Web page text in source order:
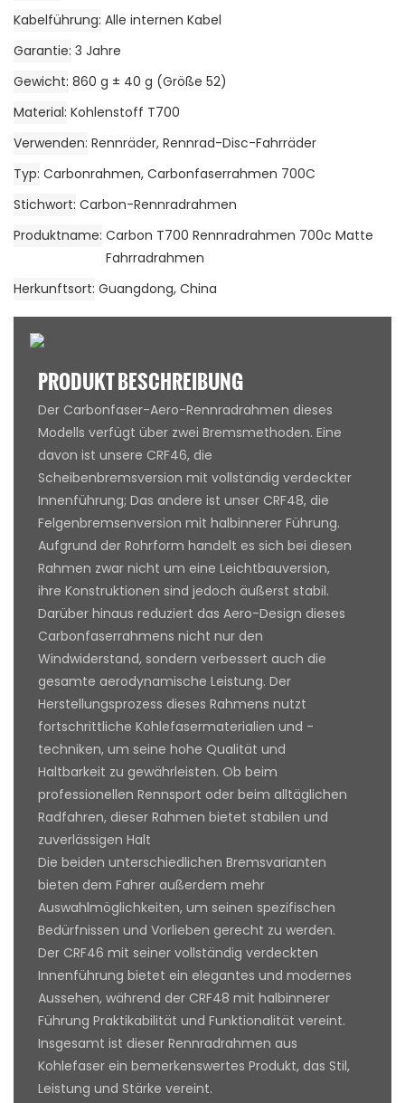
Kabelführung Alle internen Kabel
Garantie 3 Jahre
Gewicht 860 g ± 40 g (Größe 52)
Material Kohlenstoff T700
Verwenden Rennräder, Rennrad-Disc-Fahrräder
Typ Carbonrahmen, Carbonfaserrahmen 700C
Stichwort Carbon-Rennradrahmen
Produktname Carbon T700 Rennradrahmen 700c Matte
Fahrradrahmen
Herkunftsort Guangdong, China
PRODUKT BESCHREIBUNG
Der Carbonfaser-Aero-Rennradrahmen dieses
Modells verfügt über zwei Bremsmethoden. Eine
davon ist unsere CRF46, die
Scheibenbremsversion mit vollständig verdeckter
Innenführung; Das andere ist unser CRF48, die
Felgenbremsenversion mit halbinnerer Führung.
Aufgrund der Rohrform handelt es sich bei diesen
Rahmen zwar nicht um eine Leichtbauversion,
ihre Konstruktionen sind jedoch äußerst stabil.
Darüber hinaus reduziert das Aero-Design dieses
Carbonfaserrahmens nicht nur den
Windwiderstand, sondern verbessert auch die
gesamte aerodynamische Leistung. Der
Herstellungsprozess dieses Rahmens nutzt
fortschrittliche Kohlefasermaterialien und -
techniken, um seine hohe Qualität und
Haltbarkeit zu gewährleisten. Ob beim
professionellen Rennsport oder beim alltäglichen
Radfahren, dieser Rahmen bietet stabilen und
zuverlässigen Halt
Die beiden unterschiedlichen Bremsvarianten
bieten dem Fahrer außerdem mehr
Auswahlmöglichkeiten, um seinen spezifischen
Bedürfnissen und Vorlieben gerecht zu werden.
Der CRF46 mit seiner vollständig verdeckten
Innenführung bietet ein elegantes und modernes
Aussehen, während der CRF48 mit halbinnerer
Führung Praktikabilität und Funktionalität vereint.
Insgesamt ist dieser Rennradrahmen aus
Kohlefaser ein bemerkenswertes Produkt, das Stil,
Leistung und Stärke vereint.